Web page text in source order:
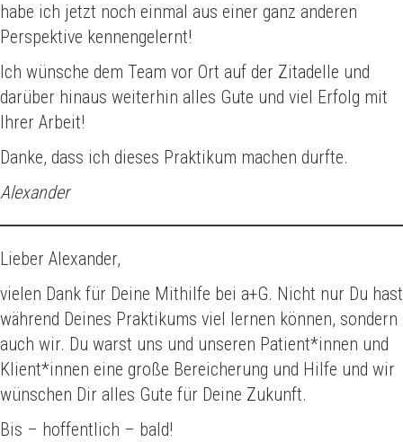
habe ich jetzt noch einmal aus einer ganz anderen
Perspektive kennengelernt!
Ich wünsche dem Team vor Ort auf der Zitadelle und
darüber hinaus weiterhin alles Gute und viel Erfolg mit
Ihrer Arbeit!
Danke, dass ich dieses Praktikum machen durfte.
Alexander
Lieber Alexander,
vielen Dank für Deine Mithilfe bei a+G. Nicht nur Du hast
während Deines Praktikums viel lernen können, sondern
auch wir. Du warst uns und unseren Patient*innen und
Klient*innen eine große Bereicherung und Hilfe und wir
wünschen Dir alles Gute für Deine Zukunft.
Bis – hoffentlich – bald!